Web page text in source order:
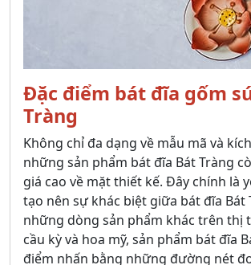
Đặc điểm bát đĩa gốm
Tràng
Không chỉ đa dạng về mẫu mã và
những sản phẩm bát đĩa Bát Tràng
giá cao về mặt thiết kế. Đây chính là
tạo nên sự khác biệt giữa bát đĩa Bát
những dòng sản phẩm khác trên thị
cầu kỳ và hoa mỹ, sản phẩm bát đĩa
điểm nhấn bằng những đường nét